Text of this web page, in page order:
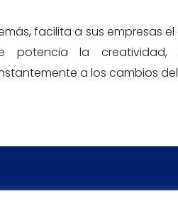
facilita a sus empresas
potencia la creatividad,
a los cambios